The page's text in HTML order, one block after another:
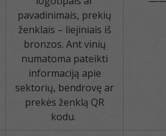
pavadinimais, prekių
ženklais – liejiniais iš
bronzos. Ant vinių
numatoma pateikti
informaciją apie
sektorių, bendrovę ar
prekės ženklą QR
kodu.